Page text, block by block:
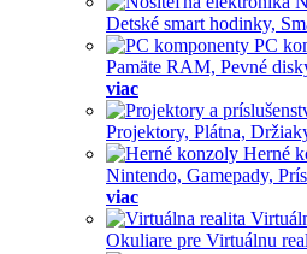
Detské smart hodinky,
PC
Pamäte RAM, Pevné
viac
Projektory, Plátna,
Herné
Nintendo, Gamepady,
viac
Okuliare pre Virtuálnu